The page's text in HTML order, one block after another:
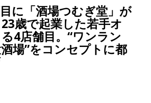
に「酒場つむぎ堂」が
歳で起業した若手オ
4店舗目。“ワンラン
場”をコンセプトに都